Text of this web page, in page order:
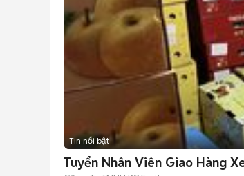
Tin nổi bật
Tuyển Nhân Viên Giao Hàng